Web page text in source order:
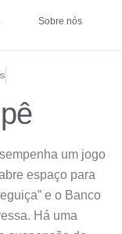
Sobre nós
um jogo
espaço para
e o Banco
Há uma